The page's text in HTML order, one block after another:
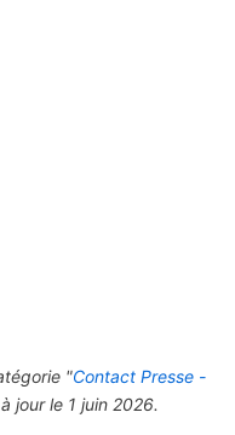
"Contact Presse -
jour le 1 juin 2026.